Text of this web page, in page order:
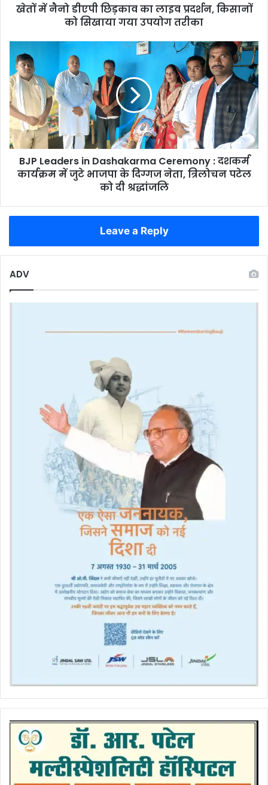
को
तरीका
खेतों में नैनो डीएपी छिड़काव का लाइव प्रदर्शन, किसानों
को सिखाया गया उपयोग तरीका
Leaders
in
Dashakarma
Ceremony
:
दशकर्म
कार्यक्रम
में
भाजपा
नेता,
को
श्रद्धांजलि
BJP Leaders in Dashakarma Ceremony : दशकर्म
कार्यक्रम में जुटे भाजपा के दिग्गज नेता, त्रिलोचन पटेल
को दी श्रद्धांजलि
Leave a Reply
ADV